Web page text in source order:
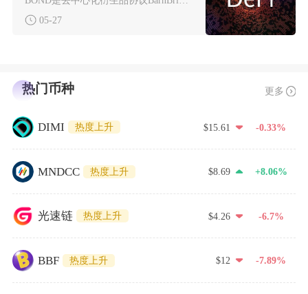
05-27
热门币种 更多
DIMI 热度上升 $15.61 -0.33%
MNDCC 热度上升 $8.69 +8.06%
光速链 热度上升 $4.26 -6.7%
BBF 热度上升 $12 -7.89%